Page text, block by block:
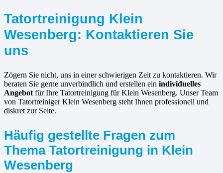
Tatortreinigung Klein
Wesenberg: Kontaktieren Sie
uns
Zögern Sie nicht, uns in einer schwierigen Zeit zu kontaktieren. Wir
beraten Sie gerne unverbindlich und erstellen ein individuelles
Angebot für Ihre Tatortreinigung für Klein Wesenberg. Unser Team
von Tatortreiniger Klein Wesenberg steht Ihnen professionell und
diskret zur Seite.
Häufig gestellte Fragen zum
Thema Tatortreinigung in Klein
Wesenberg